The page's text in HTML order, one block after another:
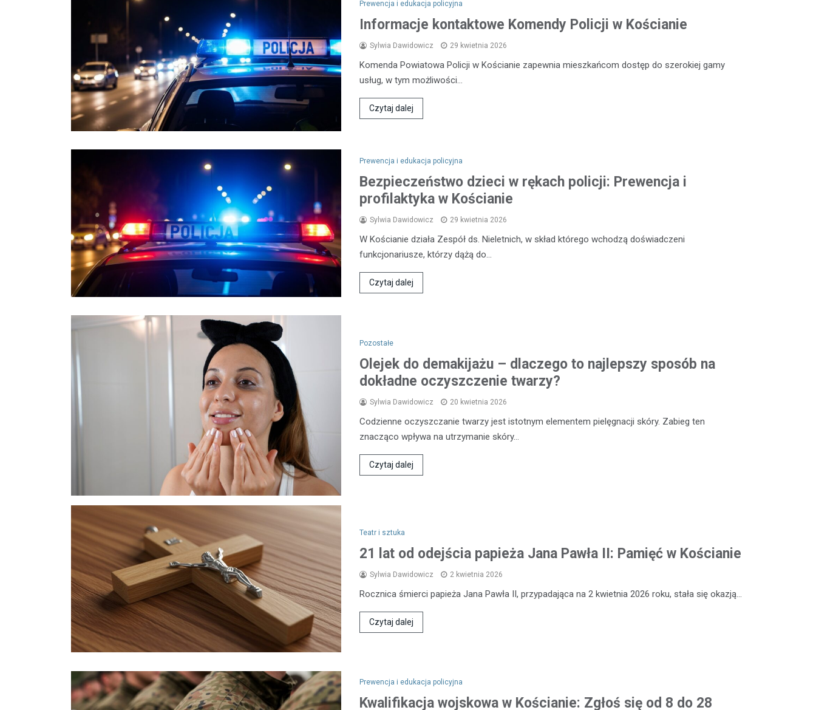
Prewencja i edukacja policyjna
Informacje kontaktowe Komendy Policji w Kościanie
Sylwia Dawidowicz 29 kwietnia 2026
Komenda Powiatowa Policji w Kościanie zapewnia mieszkańcom dostęp do szerokiej gamy
usług, w tym możliwości…
Czytaj dalej
Prewencja i edukacja policyjna
Bezpieczeństwo dzieci w rękach policji: Prewencja i
profilaktyka w Kościanie
Sylwia Dawidowicz 29 kwietnia 2026
W Kościanie działa Zespół ds. Nieletnich, w skład którego wchodzą doświadczeni
funkcjonariusze, którzy dążą do…
Czytaj dalej
Pozostałe
Olejek do demakijażu – dlaczego to najlepszy sposób na
dokładne oczyszczenie twarzy?
Sylwia Dawidowicz 20 kwietnia 2026
Codzienne oczyszczanie twarzy jest istotnym elementem pielęgnacji skóry. Zabieg ten
znacząco wpływa na utrzymanie skóry…
Czytaj dalej
Teatr i sztuka
21 lat od odejścia papieża Jana Pawła II: Pamięć w Kościanie
Sylwia Dawidowicz 2 kwietnia 2026
Rocznica śmierci papieża Jana Pawła II, przypadająca na 2 kwietnia 2026 roku, stała się okazją…
Czytaj dalej
Prewencja i edukacja policyjna
Kwalifikacja wojskowa w Kościanie: Zgłoś się od 8 do 28